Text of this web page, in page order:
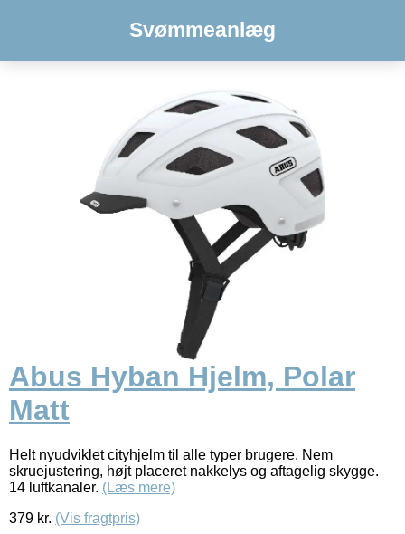
Svømmeanlæg
Abus Hyban Hjelm, Polar
Matt
Helt nyudviklet cityhjelm til alle typer brugere. Nem
skruejustering, højt placeret nakkelys og aftagelig skygge.
14 luftkanaler. (Læs mere)
379 kr. (Vis fragtpris)